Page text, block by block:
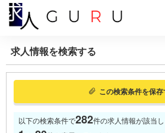
求人情報を検索する
この検索条件を保存
以下の検索条件で282件の求人情報が該当し